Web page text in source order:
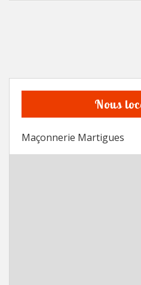
Nous
Maçonnerie Martigues